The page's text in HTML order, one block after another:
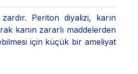
Periton diyalizi, karın
kanın zararlı maddelerden
için küçük bir ameliyat